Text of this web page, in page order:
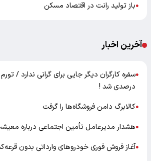
●باز تولید رانت در اقتصاد مسکن
آخرین اخبار
●
درصدی شد !
●کالابرگ دامن فروشگاه‌ها را گرفت
●هشدار مدیرعامل تأمین اجتماعی درباره
●آغاز فروش فوری خودروهای وارداتی بدون قرعه‌کشی